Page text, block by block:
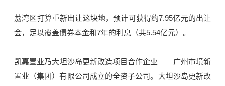
荔湾区打算重新出让这块地，预计可获得约7.95亿元的出让
金，足以覆盖债券本金和7年的利息（共5.54亿元）。
凯嘉置业乃大坦沙岛更新改造项目合作企业——广州市境新
置业（集团）有限公司成立的全资子公司。大坦沙岛更新改